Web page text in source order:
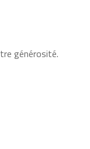
générosité.